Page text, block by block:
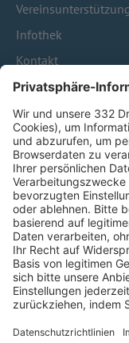
Infothek
Kontakt
HÄUFIG
Pässe und
Trainerausbildung
Schulungsangebot
BFV-
Trainerbörse
Login SpielPlus
FOLGE DEM